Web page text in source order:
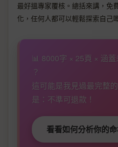
最好搵專家覆核。總括來講，免
化，任何人都可以輕鬆探索自己
📊 8000字 × 25頁 × 涵
？
這可能是我見過最完整
是：不準可退款！
看看如何分析你的